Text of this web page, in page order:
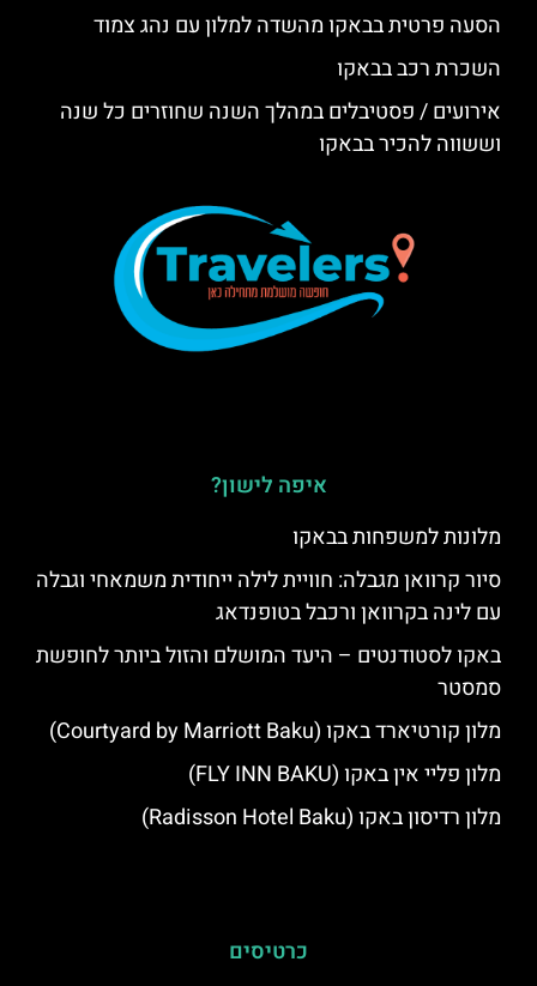
הסעה פרטית בבאקו מהשדה למלון עם נהג צמוד
השכרת רכב בבאקו
אירועים / פסטיבלים במהלך השנה שחוזרים כל שנה
וששווה להכיר בבאקו
איפה לישון?
מלונות למשפחות בבאקו
סיור קרוואן מגבלה: חוויית לילה ייחודית משמאחי וגבלה
עם לינה בקרוואן ורכבל בטופנדאג
באקו לסטודנטים – היעד המושלם והזול ביותר לחופשת
סמסטר
מלון קורטיארד באקו (Courtyard by Marriott Baku)
מלון פליי אין באקו (FLY INN BAKU)
מלון רדיסון באקו (Radisson Hotel Baku)
כרטיסים